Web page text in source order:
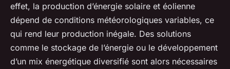
effet, la production d’énergie solaire et éolienne
dépend de conditions météorologiques variables, ce
qui rend leur production inégale. Des solutions
comme le stockage de l’énergie ou le développement
d’un mix énergétique diversifié sont alors nécessaires